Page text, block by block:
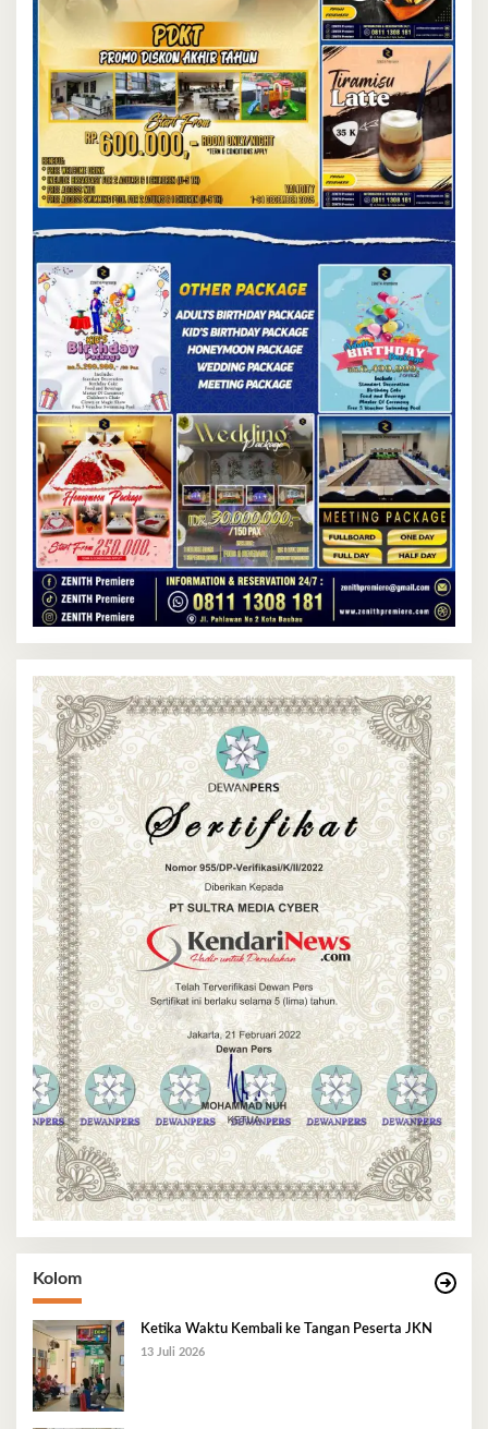
Kolom
Ketika Waktu Kembali ke Tangan Peserta JKN
13 Juli 2026